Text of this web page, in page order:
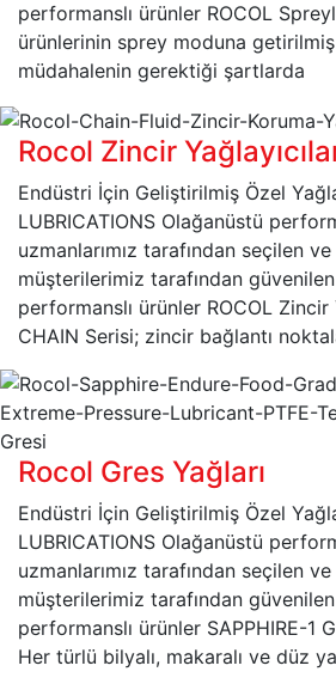
performanslı ürünler ROCOL
ürünlerinin sprey moduna getirilmiş
müdahalenin gerektiği şartlarda
Rocol Zincir
Endüstri İçin Geliştirilmiş Özel
LUBRICATIONS Olağanüstü
uzmanlarımız tarafından seçilen
müşterilerimiz tarafından
performanslı ürünler ROCOL Zincir
CHAIN Serisi; zincir bağlantı
Rocol Gres Yağları
Endüstri İçin Geliştirilmiş Özel
LUBRICATIONS Olağanüstü
uzmanlarımız tarafından seçilen
müşterilerimiz tarafından
performanslı ürünler SAPPHIRE-1
Her türlü bilyalı, makaralı ve düz